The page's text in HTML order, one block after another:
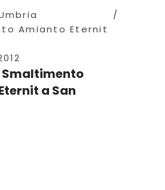
Amianto Eternit
Smaltimento
a San